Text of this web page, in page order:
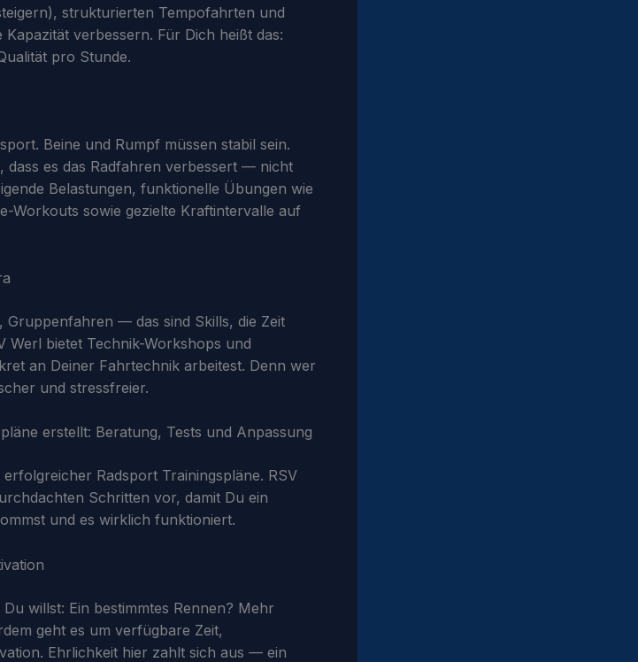
strukturierten Tempofahrten und
verbessern. Für Dich heißt das:
pro Stunde.
Beine und Rumpf müssen stabil sein.
dass es das Radfahren verbessert — nicht
Belastungen, funktionelle Übungen wie
Workouts sowie gezielte Kraftintervalle auf
Gruppenfahren — das sind Skills, die Zeit
Werl bietet Technik-Workshops und
an Deiner Fahrtechnik arbeitest. Denn wer
und stressfreier.
erstellt: Beratung, Tests und Anpassung
Radsport Trainingspläne. RSV
Schritten vor, damit Du ein
und es wirklich funktioniert.
willst: Ein bestimmtes Rennen? Mehr
geht es um verfügbare Zeit,
Ehrlichkeit hier zahlt sich aus — ein